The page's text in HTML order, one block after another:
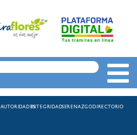
AUTORIDADESINTEGRIDADSERENAZGODIRECTORIO